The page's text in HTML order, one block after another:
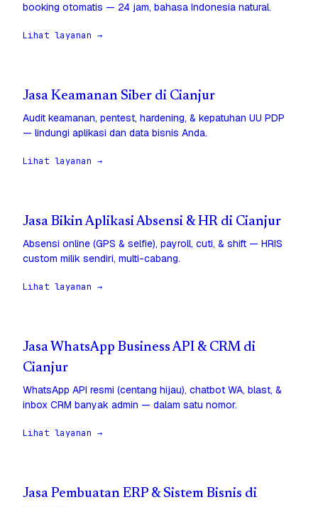
booking otomatis — 24 jam, bahasa Indonesia natural.
Lihat layanan →
Jasa Keamanan Siber di Cianjur
Audit keamanan, pentest, hardening, & kepatuhan UU PDP
— lindungi aplikasi dan data bisnis Anda.
Lihat layanan →
Jasa Bikin Aplikasi Absensi & HR di Cianjur
Absensi online (GPS & selfie), payroll, cuti, & shift — HRIS
custom milik sendiri, multi-cabang.
Lihat layanan →
Jasa WhatsApp Business API & CRM di
Cianjur
WhatsApp API resmi (centang hijau), chatbot WA, blast, &
inbox CRM banyak admin — dalam satu nomor.
Lihat layanan →
Jasa Pembuatan ERP & Sistem Bisnis di